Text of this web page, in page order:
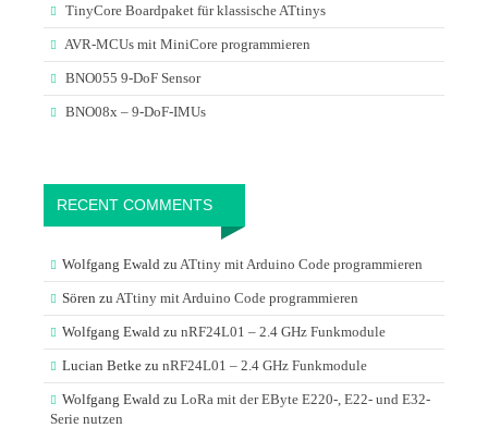
TinyCore Boardpaket für klassische ATtinys
AVR-MCUs mit MiniCore programmieren
BNO055 9-DoF Sensor
BNO08x – 9-DoF-IMUs
RECENT COMMENTS
Wolfgang Ewald zu ATtiny mit Arduino Code programmieren
Sören zu ATtiny mit Arduino Code programmieren
Wolfgang Ewald zu nRF24L01 – 2.4 GHz Funkmodule
Lucian Betke zu nRF24L01 – 2.4 GHz Funkmodule
Wolfgang Ewald zu LoRa mit der EByte E220-, E22- und E32-
Serie nutzen